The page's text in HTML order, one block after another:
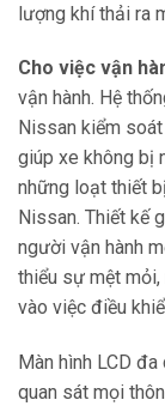
lượng khí thải ra
Cho việc vận
vận hành. Hệ
Nissan kiểm
giúp xe không bị
những loạt thiết
Nissan. Thiết kế
người vận hành
thiểu sự mệt
vào việc điều
Màn hình LCD
quan sát mọi